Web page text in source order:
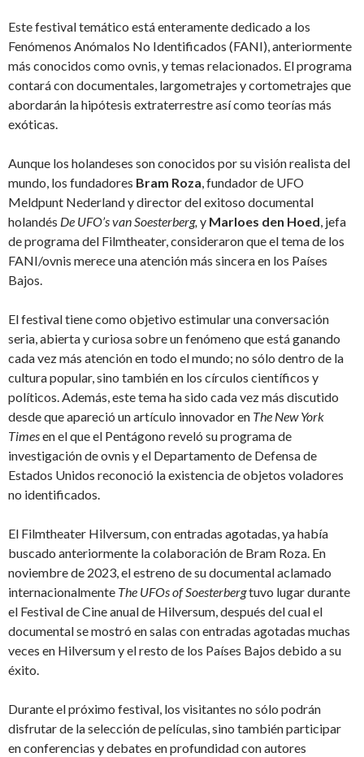
Este festival temático está enteramente dedicado a los
Fenómenos Anómalos No Identificados (FANI), anteriormente
más conocidos como ovnis, y temas relacionados. El programa
contará con documentales, largometrajes y cortometrajes que
abordarán la hipótesis extraterrestre así como teorías más
exóticas.
Aunque los holandeses son conocidos por su visión realista del
mundo, los fundadores Bram Roza, fundador de UFO
Meldpunt Nederland y director del exitoso documental
holandés De UFO’s van Soesterberg, y Marloes den Hoed, jefa
de programa del Filmtheater, consideraron que el tema de los
FANI/ovnis merece una atención más sincera en los Países
Bajos.
El festival tiene como objetivo estimular una conversación
seria, abierta y curiosa sobre un fenómeno que está ganando
cada vez más atención en todo el mundo; no sólo dentro de la
cultura popular, sino también en los círculos científicos y
políticos. Además, este tema ha sido cada vez más discutido
desde que apareció un artículo innovador en The New York
Timesen el que el Pentágono reveló su programa de
investigación de ovnis y el Departamento de Defensa de
Estados Unidos reconoció la existencia de objetos voladores
no identificados.
El Filmtheater Hilversum, con entradas agotadas, ya había
buscado anteriormente la colaboración de Bram Roza. En
noviembre de 2023, el estreno de su documental aclamado
internacionalmente The UFOs of Soesterbergtuvo lugar durante
el Festival de Cine anual de Hilversum, después del cual el
documental se mostró en salas con entradas agotadas muchas
veces en Hilversum y el resto de los Países Bajos debido a su
éxito.
Durante el próximo festival, los visitantes no sólo podrán
disfrutar de la selección de películas, sino también participar
en conferencias y debates en profundidad con autores